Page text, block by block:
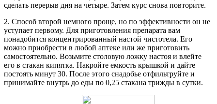
сделать перерыв дня на четыре. Затем курс снова повторите.
2. Способ второй немного проще, но по эффективности он не
уступает первому. Для приготовления препарата вам
понадобится концентрированный настой чистотела. Его
можно приобрести в любой аптеке или же приготовить
самостоятельно. Возьмите столовую ложку настоя и влейте
его в стакан кипятка. Накройте емкость крышкой и дайте
постоять минут 30. После этого снадобье отфильтруйте и
принимайте внутрь до еды по 0,25 стакана трижды в сутки.